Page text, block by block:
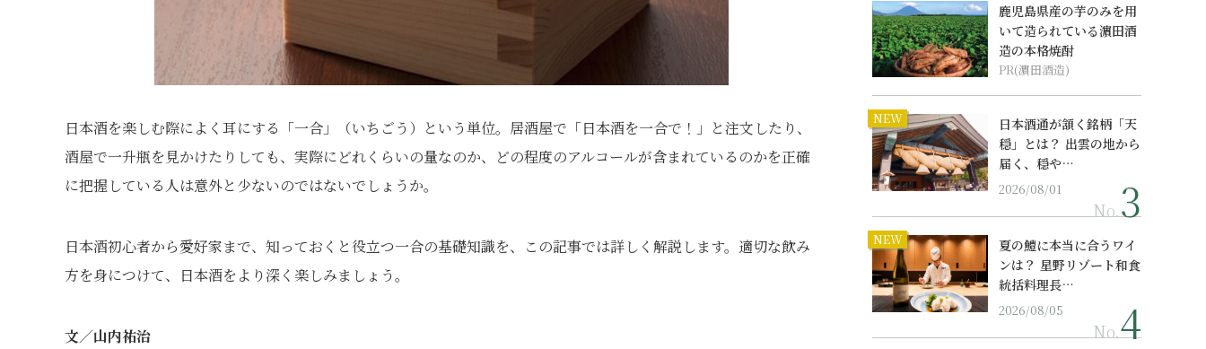
日本酒を楽しむ際によく耳にする「一合」（いちごう）という単位。居酒屋で「日本酒を一合で！」と注文したり、
酒屋で一升瓶を見かけたりしても、実際にどれくらいの量なのか、どの程度のアルコールが含まれているのかを正確
に把握している人は意外と少ないのではないでしょうか。
日本酒初心者から愛好家まで、知っておくと役立つ一合の基礎知識を、この記事では詳しく解説します。適切な飲み
方を身につけて、日本酒をより深く楽しみましょう。
文／山内祐治
鹿児島県産の芋のみを用
いて造られている濵田酒
造の本格焼酎
PR(濵田酒造)
NEW
日本酒通が頷く銘柄「天
穏」とは？ 出雲の地から
届く、穏や…
2026/08/01
No.
NEW
夏の鱧に本当に合うワイ
ンは？ 星野リゾート和食
統括料理長…
2026/08/05
No.